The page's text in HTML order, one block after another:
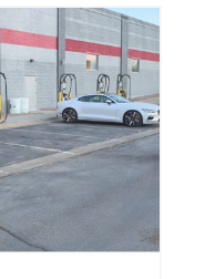
The
gives
a high-level
EV charging
driven
operators
charging
identify faults
utilization and